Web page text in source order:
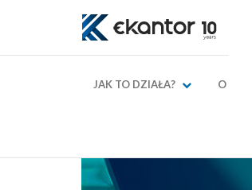
JAK TO DZIAŁA? O NAS